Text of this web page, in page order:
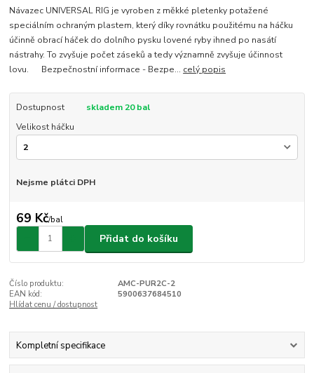
Návazec UNIVERSAL RIG je vyroben z měkké pletenky potažené
speciálním ochraným plastem, který díky rovnátku použitému na háčku
účinně obrací háček do dolního pysku lovené ryby ihned po nasátí
nástrahy. To zvyšuje počet záseků a tedy významně zvyšuje účinnost
lovu. Bezpečnostní informace - Bezpe... celý popis
Dostupnost
skladem 20 bal
Velikost háčku
Nejsme plátci DPH
69 Kč/bal
Přidat do košíku
Číslo produktu:
AMC-PUR2C-2
EAN kód:
5900637684510
Hlídat cenu / dostupnost
Kompletní specifikace